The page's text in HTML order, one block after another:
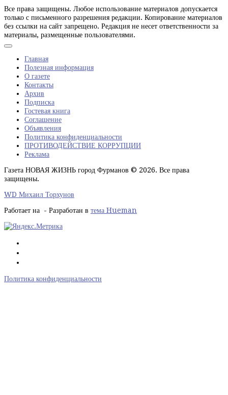
Все права защищены. Любое использование материалов допускается
только с письменного разрешения редакции. Копирование материалов
без ссылки на сайт запрещено. Редакция не несет ответственности за
материалы, размещенные пользователями.
Главная
Полезная информация
О газете
Контакты
Архив
Подписка
Гостевая книга
Соглашение
Объявления
Политика конфиденциальности
ПРОТИВОДЕЙСТВИЕ КОРРУПЦИИ
Реклама
Газета НОВАЯ ЖИЗНЬ город Фурманов © 2026. Все права
защищены.
WD Михаил Торхунов
Работает на - Разработан в тема Hueman
Политика конфиденциальности